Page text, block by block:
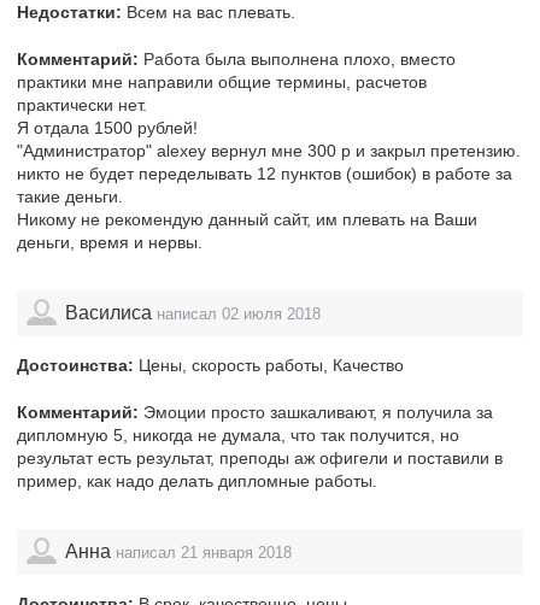
Недостатки: Всем на вас плевать.
Комментарий: Работа была выполнена плохо, вместо
практики мне направили общие термины, расчетов
практически нет.
Я отдала 1500 рублей!
"Администратор" alexey вернул мне 300 р и закрыл претензию.
никто не будет переделывать 12 пунктов (ошибок) в работе за
такие деньги.
Никому не рекомендую данный сайт, им плевать на Ваши
деньги, время и нервы.
Василиса написал 02 июля 2018
Достоинства: Цены, скорость работы, Качество
Комментарий: Эмоции просто зашкаливают, я получила за
дипломную 5, никогда не думала, что так получится, но
результат есть результат, преподы аж офигели и поставили в
пример, как надо делать дипломные работы.
Анна написал 21 января 2018